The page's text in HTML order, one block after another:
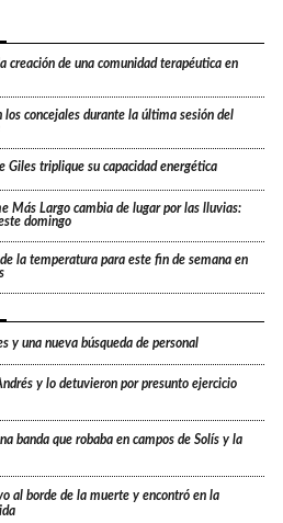
creación de una comunidad terapéutica en
los concejales durante la última sesión del
Giles triplique su capacidad energética
Más Largo cambia de lugar por las lluvias:
domingo
la temperatura para este fin de semana en
y una nueva búsqueda de personal
y lo detuvieron por presunto ejercicio
banda que robaba en campos de Solís y la
al borde de la muerte y encontró en la